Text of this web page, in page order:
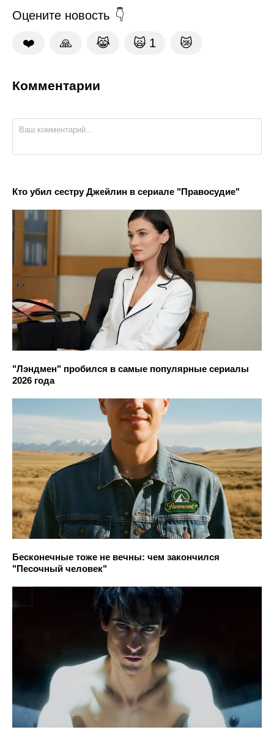
Оцените новость
❤️ 🙏 😹 🙀 1 😿
Комментарии
Кто убил сестру Джейлин в сериале "Правосудие"
"Лэндмен" пробился в самые популярные сериалы
2026 года
Бесконечные тоже не вечны: чем закончился
"Песочный человек"